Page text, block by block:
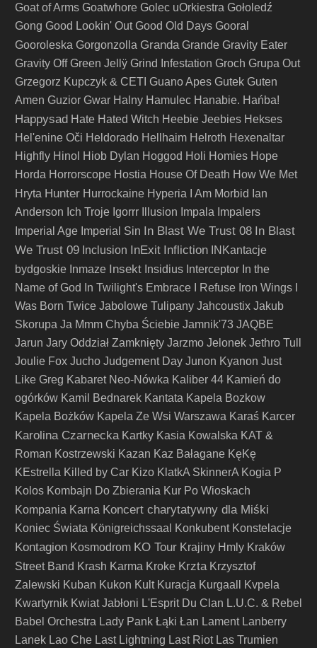
Goat of Arms Goatwhore Golec uOrkiestra Gołoledź
Gong Good Lookin' Out Good Old Days Gooral
Gooroleska Gorgonzolla Granda Grande Gravity Eater
Gravity Off Green Jellÿ Grind Infestation Groch Grupa Out
Grzegorz Kupczyk & CETI Guano Apes Gutek Guten
Amen Guzior Gwar Halny Hamulec Hanabie. Hańba!
Happysad Hate Hated Witch Heebie Jeebies Hekses
Hel'enine Oči Heldorado Hellhaim Helroth Hexenaltar
Highfly Hinol Hiob Dylan Hoggod Holi Homies Hope
Horda Horrorscope Hostia House Of Death How We Met
Hryta Hunter Hurrockaine Hyperia I Am Morbid Ian
Anderson Ich Troje Igorrr Illusion Impala Impalers
Imperial Age Imperial Sin In Blast We Trust 08 In Blast
We Trust 09 Inclusion InExit Infliction INKantacje
bydgoskie Inmaze Insekt Insidius Interceptor In the
Name of God
In Twilight's Embrace I Refuse Iron Wings
Was Born Twice Jabolowe Tulipany Jahcoustix Jakub
Skorupa Ja Mmm Chyba Ściebie Jamnik'73 JAQBE
Jarun Jary Oddział Zamknięty Jarzmo Jelonek Jethro Tull
Joulie Fox Jucho Judgement Day Junon Kyanon Just
Like Greg Kabaret Neo-Nówka Kaliber 44 Kamień do
ogórków Kamil Bednarek Kantata Kapela Bozkow
Kapela Bożków Kapela Ze Wsi Warszawa Karaś Karcer
Karolina Czarnecka Kartky Kasia Kowalska KAT &
Roman Kostrzewski Kazan Kaz Bałagane KęKę
KEstrella Killed by Car Kizo KlatkA SkinnerA Kogia P
Kolos Kombajn Do Zbierania Kur Po Wioskach
Kompania Karna Koncert charytatywny dla Miśki
Koniec Świata Königreichssaal Konkubent Konstelacje
Kontagion Kosmodrom KO Tour Krajiny Hmly Kraków
Street Band Krash Karma Kroke Krzta Krzysztof
Zalewski Kuban Kukon Kult Kuracja Kurgaall
Kvpela
Kwartyrnik Kwiat Jabłoni L'Esprit Du Clan L.U.C. & Rebel
Babel Orchestra Lady Pank Łąki Łan Lament Lanberry
Lanek Lao Che Last Lightning Last Riot Las Trumien